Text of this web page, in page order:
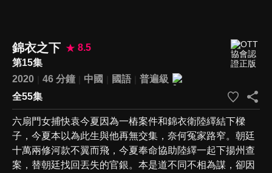
錦衣之下
8.5
第15集
2020
46 分鐘 中國 國語
普遍級
全55集
六扇門女捕快袁今夏因為一樁案件和錦衣衛陸繹結下樑
子，今夏本以為此生與他再無交集，奈何冤家路窄。朝廷
十萬兩修河款不翼而飛，今夏奉命協助陸繹一起下揚州查
案，替朝廷找回丟失的官銀。本是道不同不相為謀，卻因